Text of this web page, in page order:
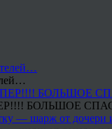
БОЛЬШОЕ